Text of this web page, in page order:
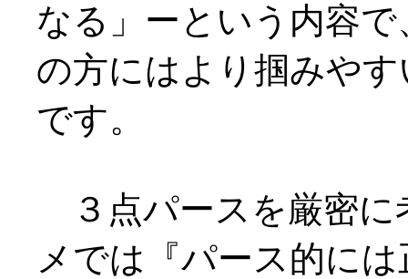
なる」ーという内容
の方にはより掴みや
です。
３点パースを厳密に
メでは『パース的に